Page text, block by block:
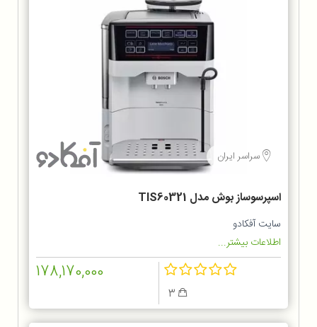
سراسر ایران
اسپرسوساز بوش مدل TIS60321
سایت آفکادو
اطلاعات بیشتر...
178,170,000